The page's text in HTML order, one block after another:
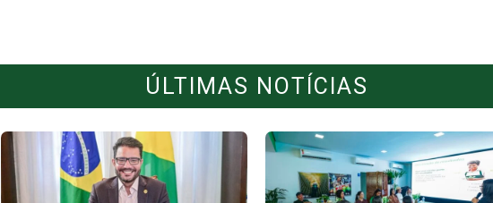
ÚLTIMAS NOTÍCIAS